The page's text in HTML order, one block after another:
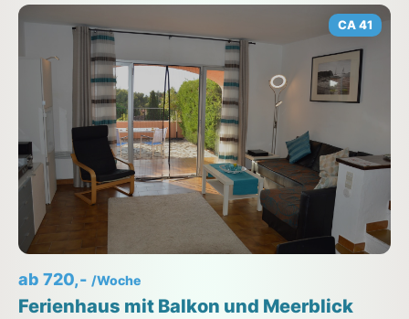
CA 41
ab 720,- /Woche
Ferienhaus mit Balkon und Meerblick